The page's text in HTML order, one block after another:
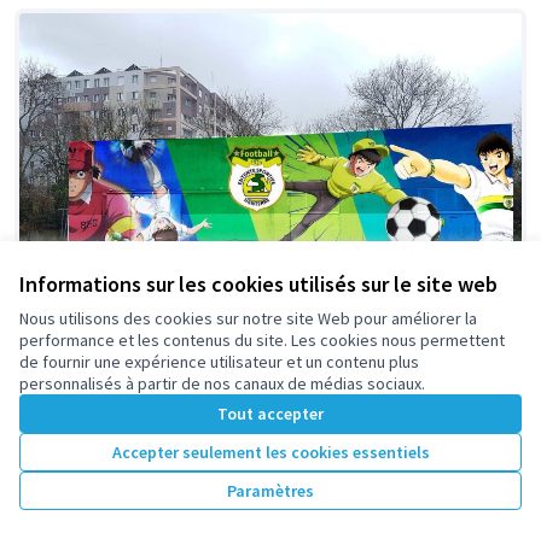
Informations sur les cookies utilisés sur le site web
Nous utilisons des cookies sur notre site Web pour améliorer la
performance et les contenus du site. Les cookies nous permettent
de fournir une expérience utilisateur et un contenu plus
personnalisés à partir de nos canaux de médias sociaux.
Tout accepter
Accepter seulement les cookies essentiels
Paramètres
Enchanter le stade Gabriel Péri
esnfootball
4 12